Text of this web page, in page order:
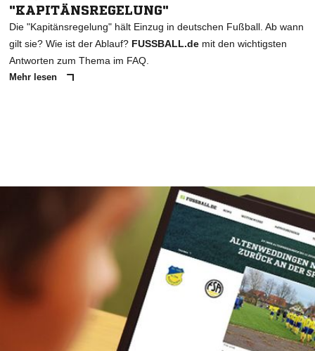
"KAPITÄNSREGELUNG"
Die "Kapitänsregelung" hält Einzug in deutschen Fußball. Ab wann
gilt sie? Wie ist der Ablauf? FUSSBALL.de mit den wichtigsten
Antworten zum Thema im FAQ.
Mehr lesen